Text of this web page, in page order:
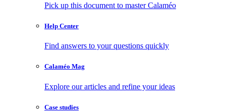
Pick up this document to master Calaméo
Help Center
Find answers to your questions quickly
Calaméo Mag
Explore our articles and refine your ideas
Case studies